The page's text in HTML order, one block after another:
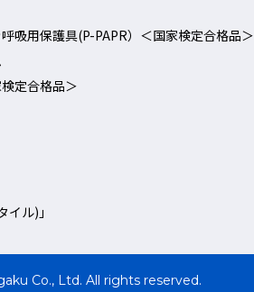
吸用保護具(P-PAPR）＜国家検定合格品＞
定合格品＞
ル)」
Co., Ltd. All rights reserved.